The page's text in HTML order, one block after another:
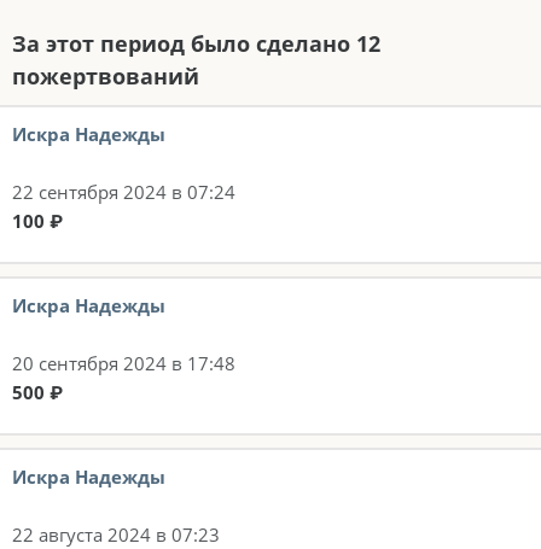
За этот период было сделано 12
пожертвований
Искра Надежды
22 сентября 2024 в 07:24
100 ₽
Искра Надежды
20 сентября 2024 в 17:48
500 ₽
Искра Надежды
22 августа 2024 в 07:23